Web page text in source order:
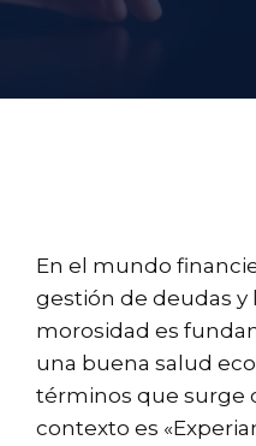
En el mundo
gestión de deudas y
morosidad es
una buena salud
términos que surge
contexto es